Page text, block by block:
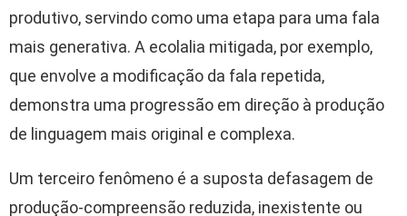
produtivo, servindo como uma etapa para uma fala
mais generativa. A ecolalia mitigada, por exemplo,
que envolve a modificação da fala repetida,
demonstra uma progressão em direção à produção
de linguagem mais original e complexa.
Um terceiro fenômeno é a suposta defasagem de
produção-compreensão reduzida, inexistente ou